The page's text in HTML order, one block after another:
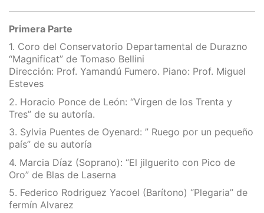
Primera Parte
1. Coro del Conservatorio Departamental de Durazno
“Magnificat” de Tomaso Bellini
Dirección: Prof. Yamandú Fumero. Piano: Prof. Miguel
Esteves
2. Horacio Ponce de León: “Virgen de los Trenta y
Tres” de su autoría.
3. Sylvia Puentes de Oyenard: ” Ruego por un pequeño
país” de su autoría
4. Marcia Díaz (Soprano): “El jilguerito con Pico de
Oro” de Blas de Laserna
5. Federico Rodriguez Yacoel (Barítono) “Plegaria” de
fermín Alvarez